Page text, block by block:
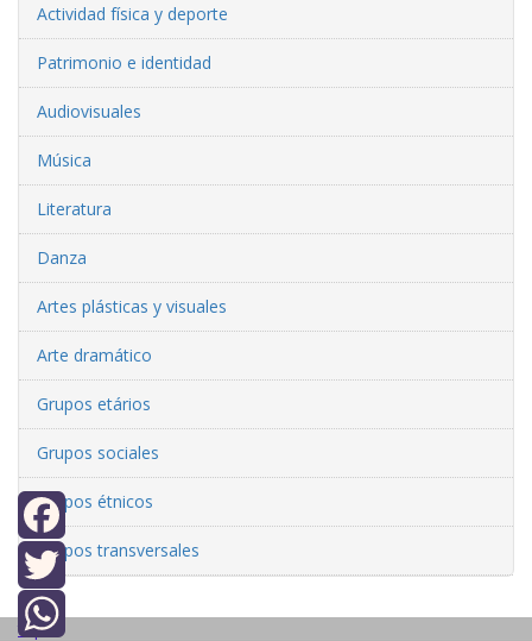
Facebook
Twitter
Actividad física y deporte
Patrimonio e identidad
Audiovisuales
Música
Literatura
Danza
Artes plásticas y visuales
Arte dramático
Grupos etários
Grupos sociales
Grupos étnicos
Grupos transversales
top